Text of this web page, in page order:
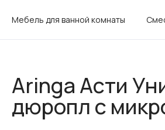
Аксессуары для ванных
Душевые аксессуары
Мебель для ванной комнаты
Aringa Асти
дюропл с